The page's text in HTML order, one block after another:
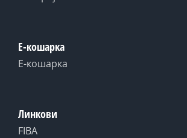
Е-кошарка
Е-кошарка
Линкови
FIBA